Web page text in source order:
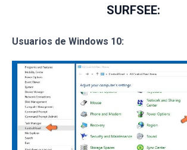
SURFSEE:
Usuarios de Windows 10: